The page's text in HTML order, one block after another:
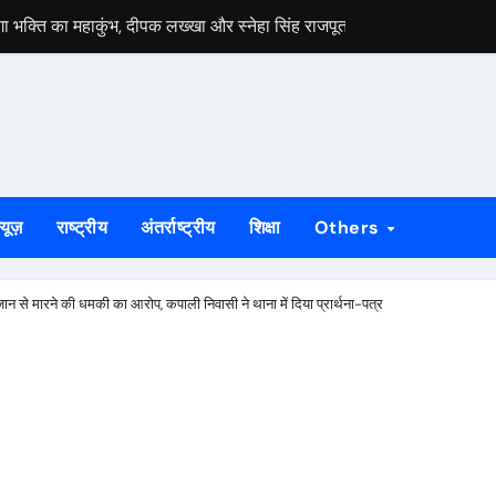
भक्ति का महाकुंभ, दीपक लख्खा और स्नेहा सिंह राजपूत की भजन संध्या होगी
के बाद समाप्त हुआ धरना, बिजली मिस्त्री रवि चाम्पिया की मौत पर
ताकत : सुदेश महतो
1000 कांवरियों का भव्य जत्था, शिव परिवार की झांकी और सांस्कृतिक
भीतर बैठे अनिल महतो की मौत, गांव में मातम
और स्मारक निर्माण की मांग तेज
राष्ट्रीय अंतर्राष्ट्रीय शिक्षा Others
मारने की धमकी का आरोप, कपाली निवासी ने थाना में दिया प्रार्थना-पत्र